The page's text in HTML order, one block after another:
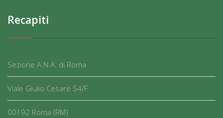
Recapiti
Sezione A.N.A. di Roma
Viale Giulio Cesare 54/F
00192 Roma (RM)